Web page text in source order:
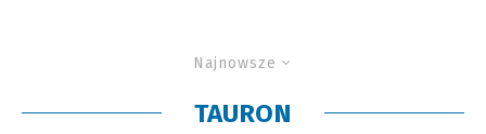
Najnowsze
TAURON